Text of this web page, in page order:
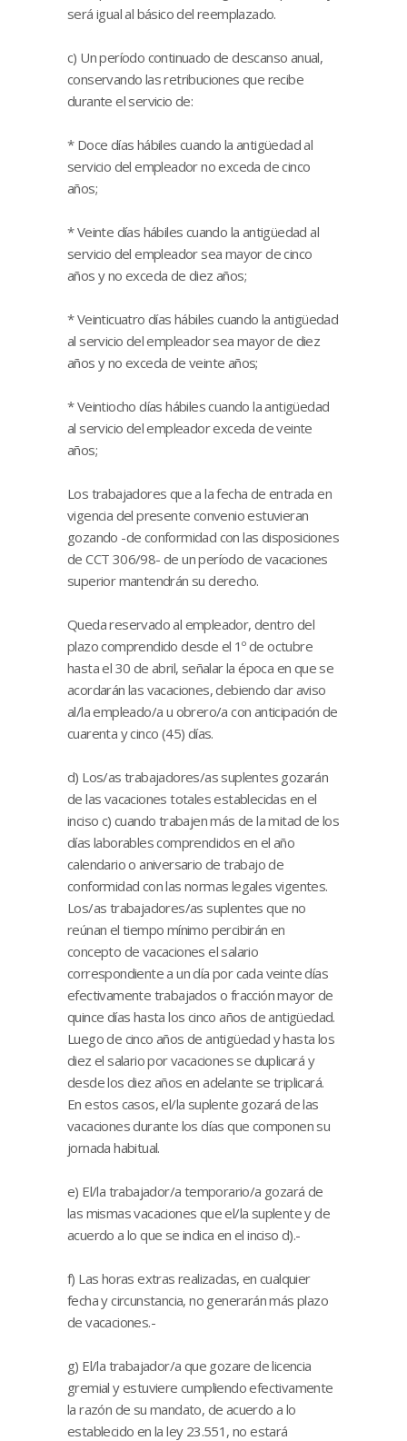
será igual al básico del reemplazado.
c) Un período continuado de descanso anual,
conservando las retribuciones que recibe
durante el servicio de:
* Doce días hábiles cuando la antigüedad al
servicio del empleador no exceda de cinco
años;
* Veinte días hábiles cuando la antigüedad al
servicio del empleador sea mayor de cinco
años y no exceda de diez años;
* Veinticuatro días hábiles cuando la antigüedad
al servicio del empleador sea mayor de diez
años y no exceda de veinte años;
* Veintiocho días hábiles cuando la antigüedad
al servicio del empleador exceda de veinte
años;
Los trabajadores que a la fecha de entrada en
vigencia del presente convenio estuvieran
gozando -de conformidad con las disposiciones
de CCT 306/98- de un período de vacaciones
superior mantendrán su derecho.
Queda reservado al empleador, dentro del
plazo comprendido desde el 1º de octubre
hasta el 30 de abril, señalar la época en que se
acordarán las vacaciones, debiendo dar aviso
al/la empleado/a u obrero/a con anticipación de
cuarenta y cinco (45) días.
d) Los/as trabajadores/as suplentes gozarán
de las vacaciones totales establecidas en el
inciso c) cuando trabajen más de la mitad de los
días laborables comprendidos en el año
calendario o aniversario de trabajo de
conformidad con las normas legales vigentes.
Los/as trabajadores/as suplentes que no
reúnan el tiempo mínimo percibirán en
concepto de vacaciones el salario
correspondiente a un día por cada veinte días
efectivamente trabajados o fracción mayor de
quince días hasta los cinco años de antigüedad.
Luego de cinco años de antigüedad y hasta los
diez el salario por vacaciones se duplicará y
desde los diez años en adelante se triplicará.
En estos casos, el/la suplente gozará de las
vacaciones durante los días que componen su
jornada habitual.
e) El/la trabajador/a temporario/a gozará de
las mismas vacaciones que el/la suplente y de
acuerdo a lo que se indica en el inciso d).-
f) Las horas extras realizadas, en cualquier
fecha y circunstancia, no generarán más plazo
de vacaciones.-
g) El/la trabajador/a que gozare de licencia
gremial y estuviere cumpliendo efectivamente
la razón de su mandato, de acuerdo a lo
establecido en la ley 23.551, no estará